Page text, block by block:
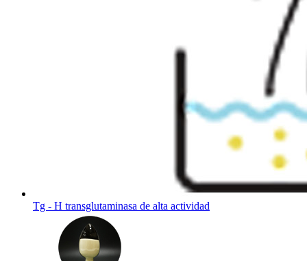
Tg - H transglutaminasa de alta actividad